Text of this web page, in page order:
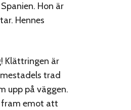
Hon är
Hennes
Klättringen är
trad
upp på väggen.
fram emot att